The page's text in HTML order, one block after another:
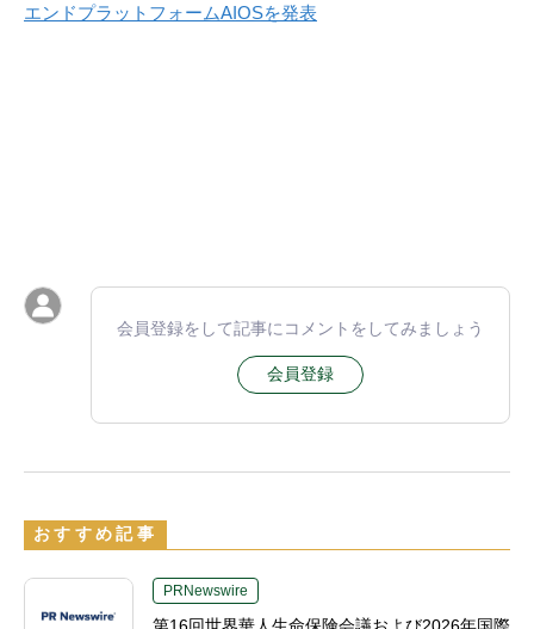
エンドプラットフォームAIOSを発表
会員登録をして記事にコメントをしてみましょう
会員登録
おすすめ記事
PRNewswire
第16回世界華人生命保険会議および2026年国際